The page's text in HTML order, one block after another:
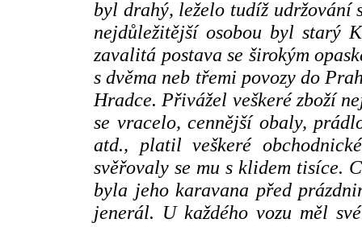
byl drahý, leželo tudíž udržování
nejdůležitější osobou byl starý
zavalitá postava se širokým
s dvěma neb třemi povozy do
Hradce. Přivážel veškeré zboží
se vracelo, cennější obaly,
atd., platil veškeré
svěřovaly se mu s klidem tisíce.
byla jeho karavana před
jenerál. U každého vozu měl